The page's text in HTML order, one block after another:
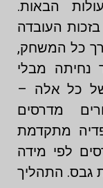
הבאות.
העובדה
כל המשחק,
נחיתה מבלי
כל אלה –
מדרסים
מתקדמת
לפי מידה
גבס. התהליך